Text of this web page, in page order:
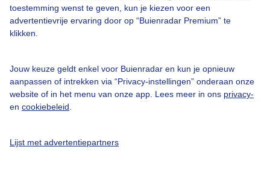
toestemming wenst te geven, kun je kiezen voor een
advertentievrije ervaring door op “Buienradar Premium” te
klikken.
Jouw keuze geldt enkel voor Buienradar en kun je opnieuw
aanpassen of intrekken via “Privacy-instellingen” onderaan onze
website of in het menu van onze app. Lees meer in ons privacy-
en cookiebeleid
Lijst met advertentiepartners
Gebruikersvoorwaarden
Adverteren
Privacy beleid
Cookie beleid